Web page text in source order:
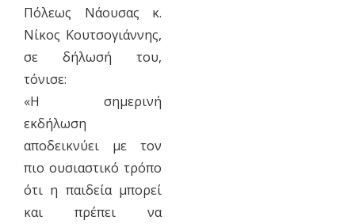
Πόλεως Νάουσας κ.
Νίκος Κουτσογιάννης,
σε δήλωσή του,
τόνισε:
«Η σημερινή
εκδήλωση
αποδεικνύει με τον
πιο ουσιαστικό τρόπο
ότι η παιδεία μπορεί
και πρέπει να